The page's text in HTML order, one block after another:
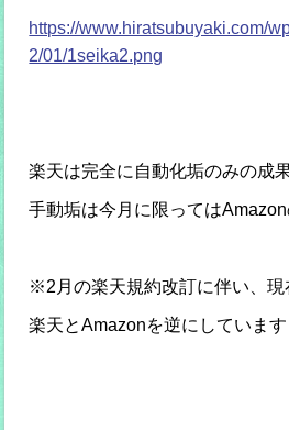
https://www.hiratsubuyaki.com/
2/01/1seika2.png
楽天は完全に自動化垢のみの成
手動垢は今月に限っては
※2月の楽天規約改訂に伴い、現
楽天とAmazonを逆にしています